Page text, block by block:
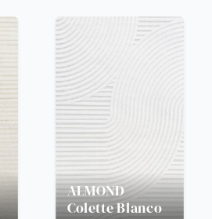
ALMOND
Colette Blanco